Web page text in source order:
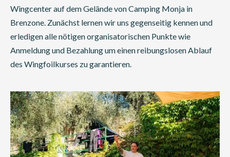
Wingcenter auf dem Gelände von Camping Monja in
Brenzone. Zunächst lernen wir uns gegenseitig kennen und
erledigen alle nötigen organisatorischen Punkte wie
Anmeldung und Bezahlung um einen reibungslosen Ablauf
des Wingfoilkurses zu garantieren.